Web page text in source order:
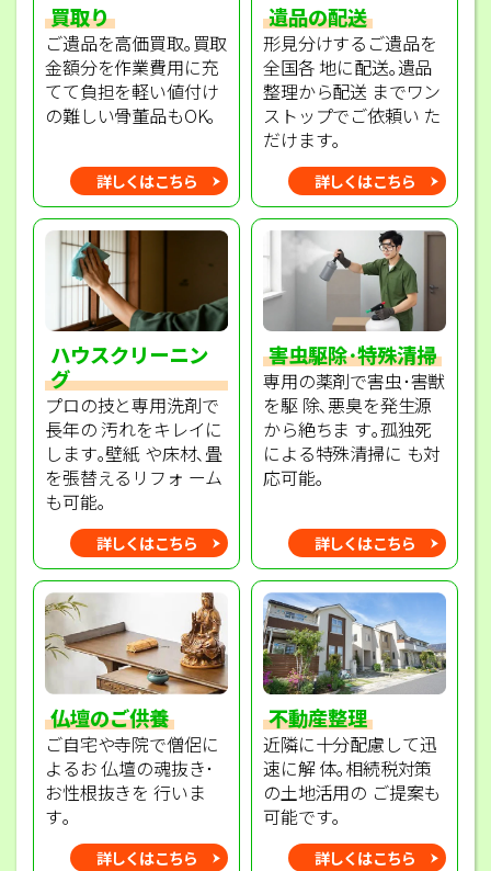
買取り
ご遺品を高価買取｡買取
金額分を作業費用に充
てて負担を軽い値付け
の難しい骨董品もOK｡
詳しくはこちら
遺品の配送
形見分けするご遺品を
全国各 地に配送｡遺品
整理から配送 までワン
ストップでご依頼い た
だけます｡
詳しくはこちら
ハウスクリーニン
グ
プロの技と専用洗剤で
長年の 汚れをキレイに
します｡壁紙 や床材､畳
を張替えるリフォ ーム
も可能｡
詳しくはこちら
害虫駆除･特殊清掃
専用の薬剤で害虫･害獣
を駆 除､悪臭を発生源
から絶ちま す｡孤独死
による特殊清掃に も対
応可能｡
詳しくはこちら
仏壇のご供養
ご自宅や寺院で僧侶に
よるお 仏壇の魂抜き･
お性根抜きを 行いま
す｡
詳しくはこちら
不動産整理
近隣に十分配慮して迅
速に解 体｡相続税対策
の土地活用の ご提案も
可能です｡
詳しくはこちら